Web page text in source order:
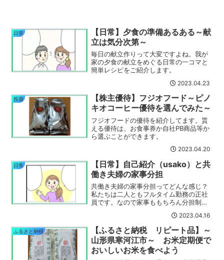
日常
【日常】夕食の準備あるある～献
立は気分次第～
毎日の献立作りって大変ですよね。我が
家の夕食の献立をめぐる日常の一コマと
簡単レシピをご紹介します。
2023.04.23
投資
【株主優待】フジオフード～ピノ
キオコーヒー優待を選んでみた～
フジオフードの優待を紹介してます。貰
える優待は、お食事券か自社PB商品等か
ら選ぶことができます。
2023.04.20
日常
【日常】自己紹介（usako）と共
働き夫婦の家事分担
共働き夫婦の家事分担ってどんな感じ？
私たちは二人ともフルタイム勤務の正社
員です。なので家事ももちろん分担制！
（usamaru）は原状復帰（つまり、片づ
け）を担当しています。
2023.04.16
ふるさと納税
【ふるさと納税 リピート品】～
山形県寒河江市～ お米定期便で
おいしいお米を食べよう